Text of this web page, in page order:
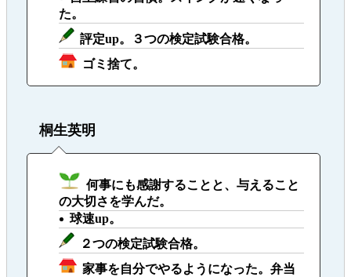
た。
評定up。３つの検定試験合格。
ゴミ捨て。
桐生英明
何事にも感謝することと、与えること
の大切さを学んだ。
球速up。
２つの検定試験合格。
家事を自分でやるようになった。弁当